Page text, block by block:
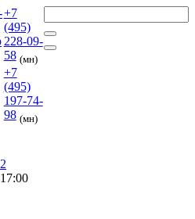
+7
(495)
228-09-
58 (мн)
+7
(495)
197-74-
98 (мн)